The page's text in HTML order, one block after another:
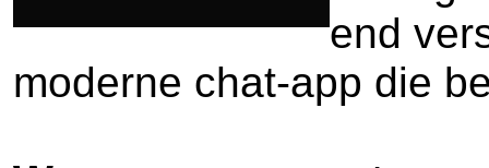
end
moderne chat-app die